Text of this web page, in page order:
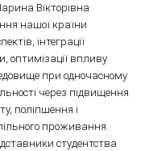
Вікторівна
нашої країни
інтеграції
оптимізації впливу
при одночасному
через підвищення
поліпшення і
проживання.
студентства